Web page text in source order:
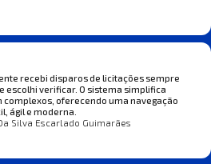
recebi disparos de licitações sempre
escolhi verificar. O sistema simplifica
complexos, oferecendo uma navegação
ágil e moderna.
Silva Escarlado Guimarães